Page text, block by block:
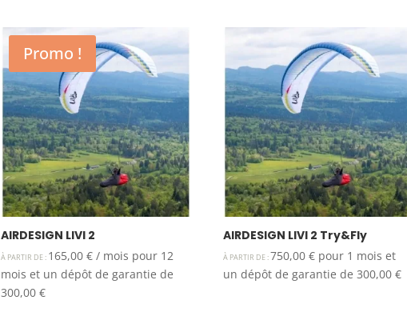
Promo !
AIRDESIGN LIVI 2
À PARTIR DE : 165,00€ / mois pour 12
mois et un dépôt de garantie de
300,00€
AIRDESIGN LIVI 2 Try&Fly
À PARTIR DE :750,00€ pour 1 mois et
un dépôt de garantie de300,00€